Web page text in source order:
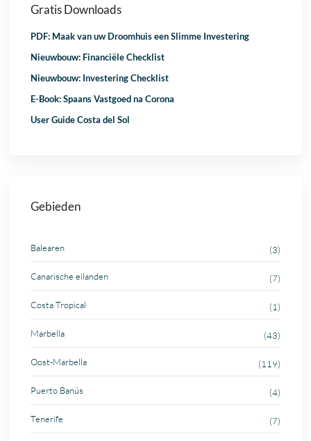
Gratis Downloads
PDF: Maak van uw Droomhuis een Slimme Investering
Nieuwbouw: Financiële Checklist
Nieuwbouw: Investering Checklist
E-Book: Spaans Vastgoed na Corona
User Guide Costa del Sol
Gebieden
Balearen (3)
Canarische eilanden (7)
Costa Tropical (1)
Marbella (43)
Oost-Marbella (119)
Puerto Banús (4)
Tenerife (7)